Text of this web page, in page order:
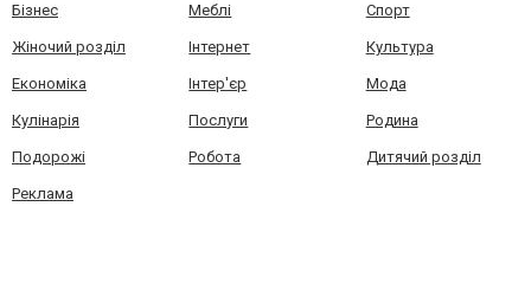
Бізнес Меблі Спорт
Жіночий розділ Інтернет Культура
Економіка Інтер'єр Мода
Кулінарія Послуги Родина
Подорожі Робота Дитячий розділ
Реклама